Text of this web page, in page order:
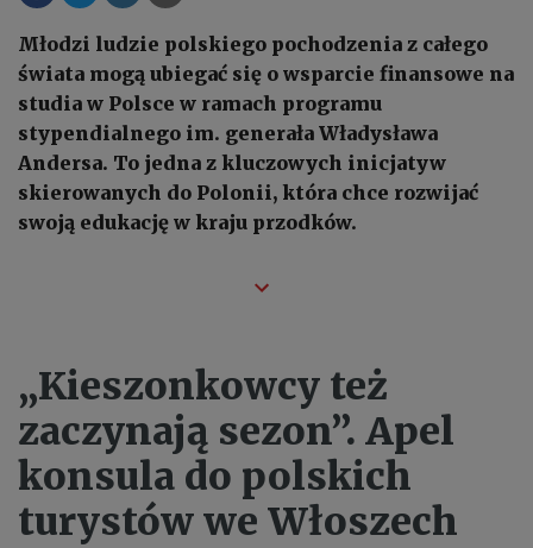
Młodzi ludzie polskiego pochodzenia z całego
świata mogą ubiegać się o wsparcie finansowe na
studia w Polsce w ramach programu
stypendialnego im. generała Władysława
Andersa. To jedna z kluczowych inicjatyw
skierowanych do Polonii, która chce rozwijać
swoją edukację w kraju przodków.
„Kieszonkowcy też
zaczynają sezon”. Apel
konsula do polskich
turystów we Włoszech